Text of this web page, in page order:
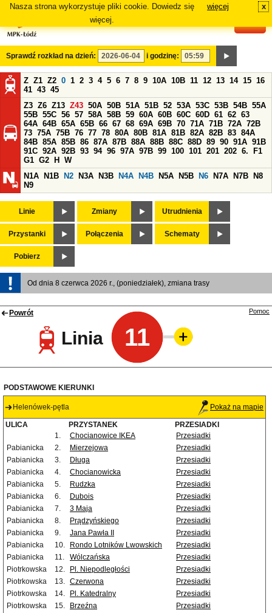
Nasza strona wykorzystuje pliki cookie. Dowiedz się
więcej.
więcej x
Sprawdź rozkład na dzień: i godzinę:
Z Z1 Z2 0 1 2 3 4 5 6 7 8 9 10A 10B 11 12 13 14 15 16
41 43 45
Z3 Z6 Z13 Z43 50A 50B 51A 51B 52 53A 53C 53B 54B 55A
55B 55C 56 57 58A 58B 59 60A 60B 60C 60D 61 62 63
64A 64B 65A 65B 66 67 68 69A 69B 70 71A 71B 72A 72B
73 75A 75B 76 77 78 80A 80B 81A 81B 82A 82B 83 84A
84B 85A 85B 86 87A 87B 88A 88B 88C 88D 89 90 91A 91B
91C 92A 92B 93 94 96 97A 97B 99 100 101 201 202 6.
F1
G1 G2 H
W
N1A
N1B N2 N3A N3B N4A N4B N5A N5B N6 N7A N7B
N8
N9
Linie Zmiany Utrudnienia
Przystanki Połączenia Schematy
Pobierz
Od dnia 8 czerwca 2026 r., (poniedziałek), zmiana trasy
Powrót
Linia 11
Pomoc
PODSTAWOWE KIERUNKI
Helenówek-pętla Pokaż na mapie
ULICA PRZYSTANEK
PRZESIADKI
1.
Chocianowice IKEA
Przesiadki
Pabianicka
2. Mierzejowa
Przesiadki
Pabianicka
3. Długa
Przesiadki
Pabianicka
4. Chocianowicka
Przesiadki
Pabianicka
5. Rudzka
Przesiadki
Pabianicka
6. Dubois
Przesiadki
Pabianicka
7. 3 Maja
Przesiadki
Pabianicka
8. Prądzyńskiego
Przesiadki
Pabianicka
9. Jana Pawła II
Przesiadki
Pabianicka
10. Rondo Lotników Lwowskich
Przesiadki
Pabianicka
11. Wólczańska
Przesiadki
Piotrkowska
12. Pl. Niepodległości
Przesiadki
Piotrkowska
13. Czerwona
Przesiadki
Piotrkowska
14. Pl. Katedralny
Przesiadki
Piotrkowska
15. Brzeźna
Przesiadki